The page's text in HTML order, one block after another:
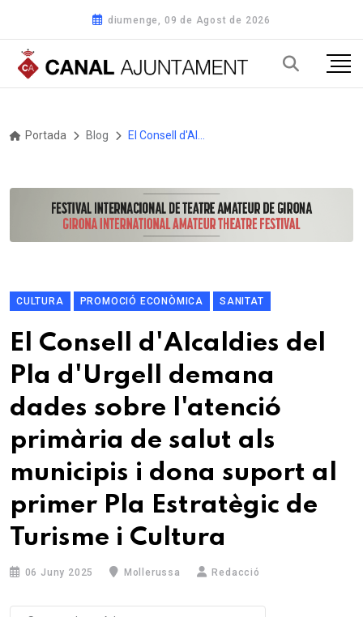
diumenge, 09 de Agost de 2026
Portada Blog
CULTURA PROMOCIÓ ECONÒMICA SANITAT
El Consell d'Alcaldies del
Pla d'Urgell demana
dades sobre l'atenció
primària de salut als
municipis i dona suport al
primer Pla Estratègic de
Turisme i Cultura
06 Juny 2025 Mollerussa Redacció